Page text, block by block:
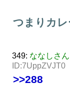
つまりカ
349: ななしさん
ID:7UppZVJT0
>>288